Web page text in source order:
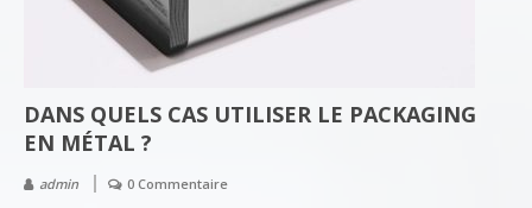
DANS QUELS CAS UTILISER LE PACKAGING
EN MÉTAL ?
admin 0 Commentaire